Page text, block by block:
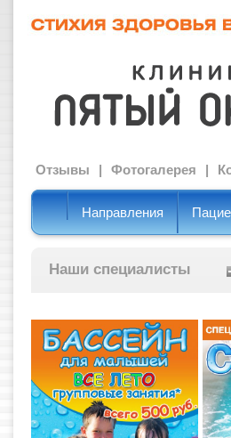
Отзывы | Фотогалерея |
Направления
Наши специалисты